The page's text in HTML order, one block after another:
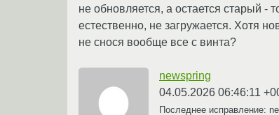
не обновляется, а остается старый -
естественно, не загружается. Хотя
не снося вообще все с винта?
newspring
04.05.2026 06:46:11
Последнее исправление: